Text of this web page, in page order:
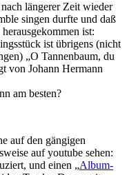
längerer Zeit wieder
singen durfte und daß
ist:
ist übrigens (nicht
„O Tannenbaum, du
von Johann Hermann
am besten?
auf den gängigen
auf youtube sehen:
und einen „Album-